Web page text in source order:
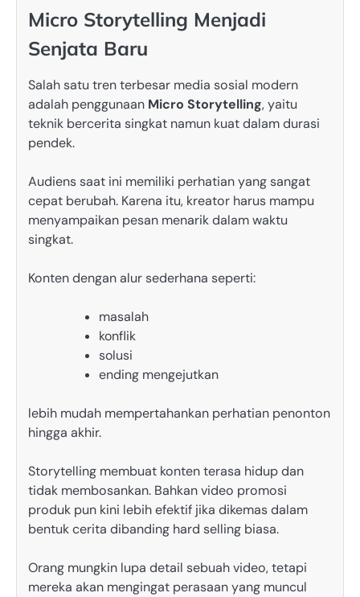
Micro Storytelling Menjadi
Senjata Baru
Salah satu tren terbesar media sosial modern
adalah penggunaan Micro Storytelling, yaitu
teknik bercerita singkat namun kuat dalam durasi
pendek.
Audiens saat ini memiliki perhatian yang sangat
cepat berubah. Karena itu, kreator harus mampu
menyampaikan pesan menarik dalam waktu
singkat.
Konten dengan alur sederhana seperti:
masalah
konflik
solusi
ending mengejutkan
lebih mudah mempertahankan perhatian penonton
hingga akhir.
Storytelling membuat konten terasa hidup dan
tidak membosankan. Bahkan video promosi
produk pun kini lebih efektif jika dikemas dalam
bentuk cerita dibanding hard selling biasa.
Orang mungkin lupa detail sebuah video, tetapi
mereka akan mengingat perasaan yang muncul